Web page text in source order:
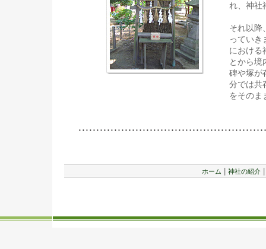
れ、神社
それ以降
っていき
における
とから境
碑や塚が
分では共
をそのま
ホーム 神社の紹介